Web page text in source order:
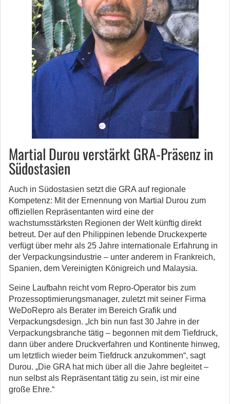
Martial Durou verstärkt GRA-Präsenz in
Südostasien
Auch in Südostasien setzt die GRA auf regionale
Kompetenz: Mit der Ernennung von Martial Durou zum
offiziellen Repräsentanten wird eine der
wachstumsstärksten Regionen der Welt künftig direkt
betreut. Der auf den Philippinen lebende Druckexperte
verfügt über mehr als 25 Jahre internationale Erfahrung in
der Verpackungsindustrie – unter anderem in Frankreich,
Spanien, dem Vereinigten Königreich und Malaysia.
Seine Laufbahn reicht vom Repro-Operator bis zum
Prozessoptimierungsmanager, zuletzt mit seiner Firma
WeDoRepro als Berater im Bereich Grafik und
Verpackungsdesign. „Ich bin nun fast 30 Jahre in der
Verpackungsbranche tätig – begonnen mit dem Tiefdruck,
dann über andere Druckverfahren und Kontinente hinweg,
um letztlich wieder beim Tiefdruck anzukommen“, sagt
Durou. „Die GRA hat mich über all die Jahre begleitet –
nun selbst als Repräsentant tätig zu sein, ist mir eine
große Ehre.“